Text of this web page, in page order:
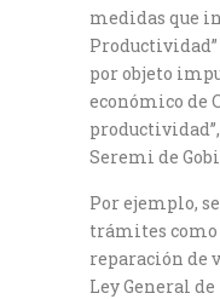
medidas que
por objeto
económico de
Seremi de
Por ejemplo,
trámites
reparación de
Ley General